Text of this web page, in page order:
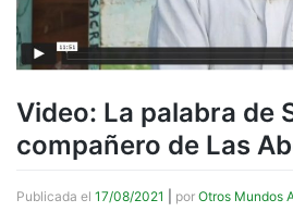
Video: La palabra de
compañero de Las
Publicada el 17/08/2021 por Otros Mundos